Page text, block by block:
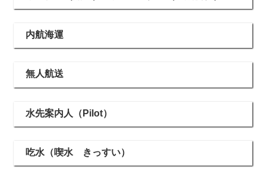
内航海運
無人航送
水先案内人（Pilot）
吃水（喫水 きっすい）